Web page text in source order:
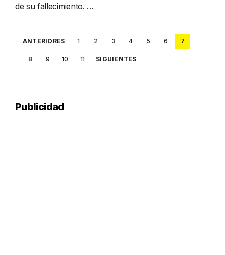
de su fallecimiento. …
Posts
pagination
ANTERIORES 1 2 3 4 5 6 7
8 9 10 11 SIGUIENTES
Publicidad